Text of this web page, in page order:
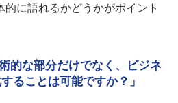
に語れるかどうかがポイント
的な部分だけでなく、ビジネ
ることは可能ですか？」